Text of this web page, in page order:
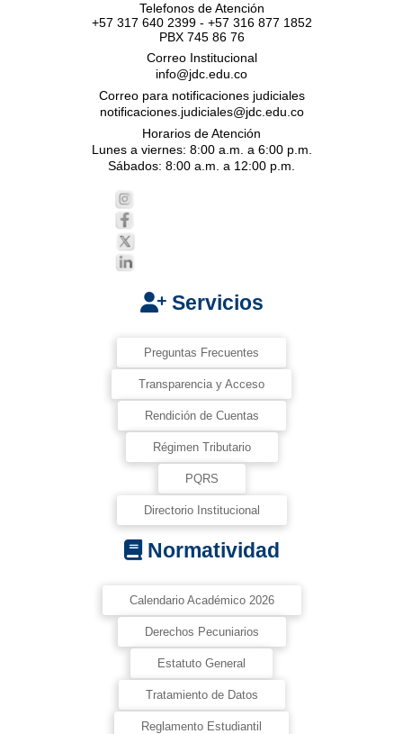
Telefonos de Atención
+57 317 640 2399 - +57 316 877 1852
PBX 745 86 76
Correo Institucional
info@jdc.edu.co
Correo para notificaciones judiciales
notificaciones.judiciales@jdc.edu.co
Horarios de Atención
Lunes a viernes: 8:00 a.m. a 6:00 p.m.
Sábados: 8:00 a.m. a 12:00 p.m.
Servicios
Preguntas Frecuentes
Transparencia y Acceso
Rendición de Cuentas
Régimen Tributario
PQRS
Directorio Institucional
Normatividad
Calendario Académico 2026
Derechos Pecuniarios
Estatuto General
Tratamiento de Datos
Reglamento Estudiantil